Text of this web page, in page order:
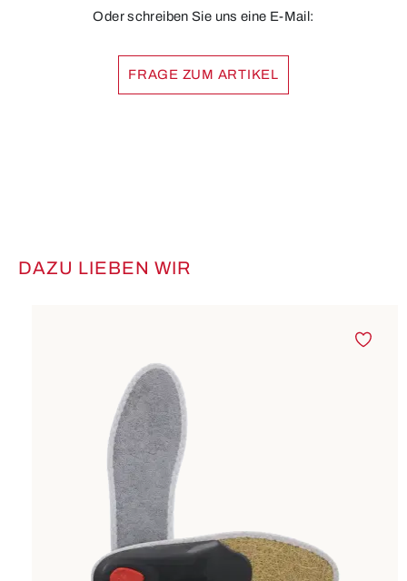
Oder schreiben Sie uns eine E-Mail:
FRAGE ZUM ARTIKEL
Produktgalerie überspringen
DAZU LIEBEN WIR